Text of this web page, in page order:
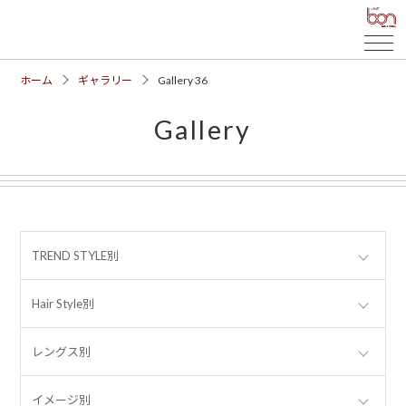
ホーム ギャラリー Gallery 36
Gallery
TREND STYLE別
Hair Style別
レングス別
イメージ別